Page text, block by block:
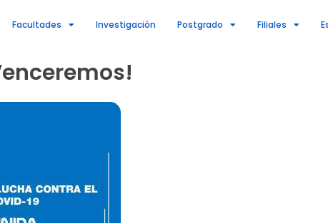
Facultades Investigación Postgrado Filiales